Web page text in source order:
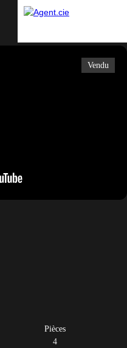
Vendu
Pièces
4